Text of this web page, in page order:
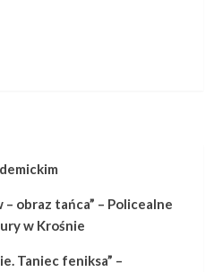
obraz tańca” – Policealne
w Krośnie
Taniec feniksa” –